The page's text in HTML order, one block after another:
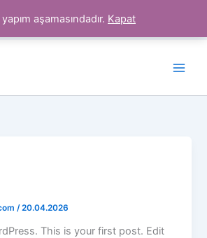
aşamasındadır. Kapat
/20.04.2026
This is your first post. Edit